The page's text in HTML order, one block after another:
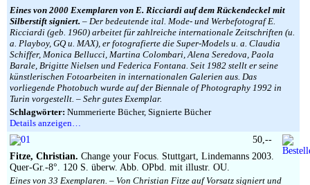
Eines von 2000 Exemplaren von E. Ricciardi auf dem Rückendeckel mit
Silberstift signiert. – Der bedeutende ital. Mode- und Werbefotograf E.
Ricciardi (geb. 1960) arbeitet für zahlreiche internationale Zeitschriften (u.
a. Playboy, GQ u. MAX), er fotografierte die Super-Models u. a. Claudia
Schiffer, Monica Bellucci, Martina Colombari, Alena Seredova, Paola
Barale, Brigitte Nielsen und Federica Fontana. Seit 1982 stellt er seine
künstlerischen Fotoarbeiten in internationalen Galerien aus. Das
vorliegende Photobuch wurde auf der Biennale of Photography 1992 in
Turin vorgestellt. – Sehr gutes Exemplar.
Schlagwörter: Nummerierte Bücher, Signierte Bücher
Details anzeigen…
Fitze, Christian. Change your Focus. Stuttgart, Lindemanns 2003.
Quer-Gr.-8°. 120 S. überw. Abb. OPbd. mit illustr. OU.
Eines von 33 Exemplaren. – Von Christian Fitze auf Vorsatz signiert und
50,--